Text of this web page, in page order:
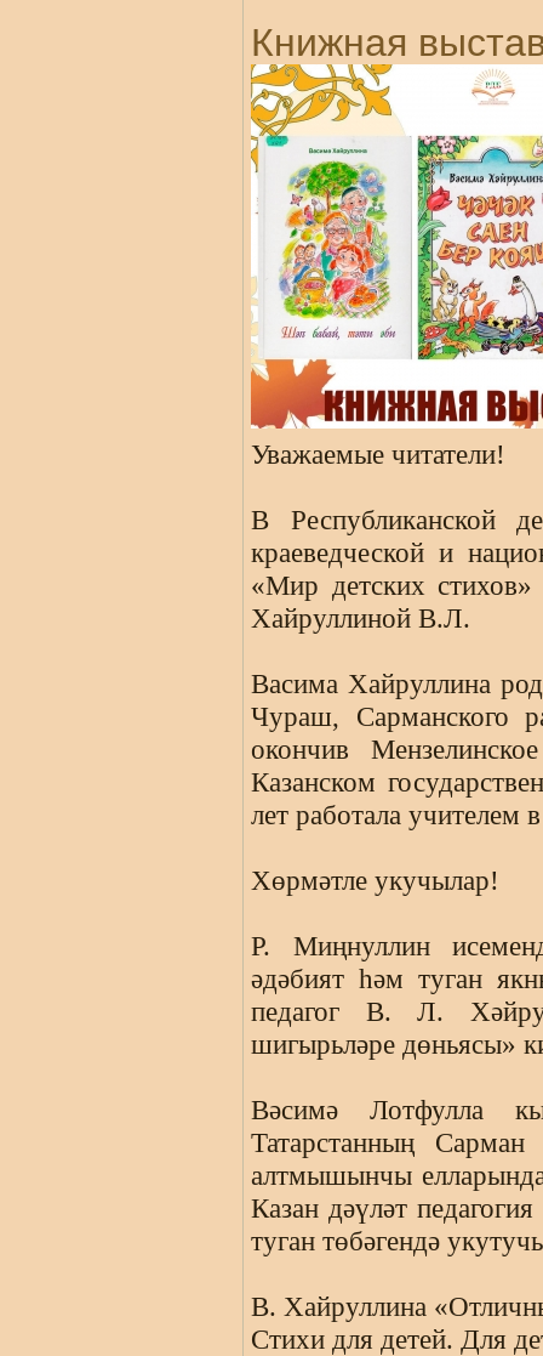
Книжная
Уважаемые читатели!
В Республиканской
краеведческой и
«Мир детских стихов»
Хайруллиной В.Л.
Васима Хайруллина
Чураш, Сарманского
окончив
Казанском
лет работала учителем
Хөрмәтле укучылар!
Р. Миңнуллин
әдәбият һәм туган
педагог В. Л.
шигырьләре дөньясы»
Вәсимә Лотфулла
Татарстанның
алтмышынчы
Казан дәүләт
туган төбәгендә
В. Хайруллина
Стихи для детей. Для